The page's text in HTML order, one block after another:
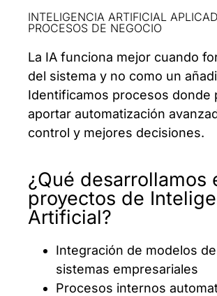
INTELIGENCIA ARTIFICIAL
PROCESOS DE NEGOCIO
La IA funciona mejor cuando
del sistema y no como un
Identificamos procesos donde
aportar automatización
control y mejores decisiones.
¿Qué desarrollamos
proyectos de
Artificial?
Integración de modelos de
sistemas empresariales
Procesos internos